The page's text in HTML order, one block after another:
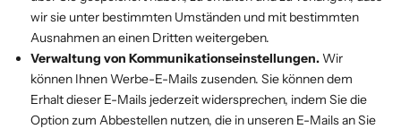
wir sie unter bestimmten Umständen und mit bestimmten
Ausnahmen an einen Dritten weitergeben.
Verwaltung von Kommunikationseinstellungen.Wir
können Ihnen Werbe-E-Mails zusenden. Sie können dem
Erhalt dieser E-Mails jederzeit widersprechen, indem Sie die
Option zum Abbestellen nutzen, die in unseren E-Mails an Sie